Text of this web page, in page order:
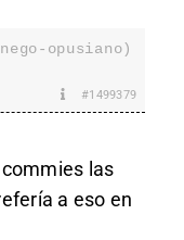
opusiano)
#1499379
las
a eso en